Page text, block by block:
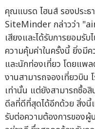
คุณแบรด ไฮนส์ รองประธ
SiteMinder กล่าวว่า
เสียงและได้รับการยอมรับ
ความคุ้มค่าในครั้งนี้ ยิ่งมี
และนักท่องเที่ยว โดยแพ
งานสามารถจองเที่ยวบิน
เท่านั้น แต่ยังสามารถซื้อ
ดีลที่ดีที่สุดได้อีกด้วย สิ่งนี้
รับต่อความต้องการของผู้